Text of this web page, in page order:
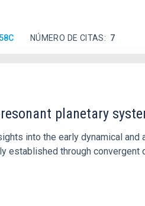
NÚMERO DE CITAS 7
planetary
into the early dynamical
established through